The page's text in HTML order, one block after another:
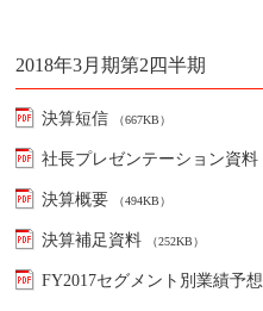
2018年3月期第2四半期
決算短信 （667KB）
社長プレゼンテーション資料
決算概要 （494KB）
決算補足資料 （252KB）
FY2017セグメント別業績予想